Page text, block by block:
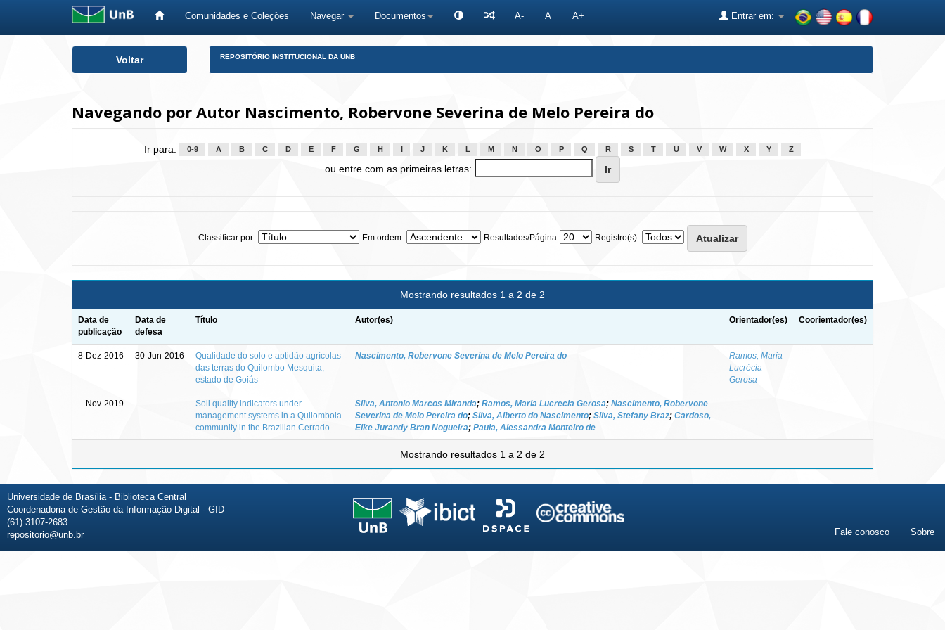
Comunidades e Coleções Navegar Documentos A- A A+ Entrar em:
Voltar REPOSITÓRIO INSTITUCIONAL DA UNB
Navegando por Autor Nascimento, Robervone Severina de Melo Pereira do
Ir para: 0-9 A B C D E F G H J K L M N O P Q R S T U V W X Y Z
ou entre com as primeiras letras:
Classificar por: Em ordem: Resultados/Página Registro(s):
Mostrando resultados 1 a 2 de 2
Data de
publicação
Data de
defesa
Título Autor(es) Orientador(es) Coorientador(es)
8-Dez-2016 30-Jun-2016
Qualidade do solo e aptidão agrícolas
das terras do Quilombo Mesquita,
estado de Goiás
Nascimento, Robervone Severina de Melo Pereira do
Ramos, Maria
Lucrécia
Gerosa
-
Nov-2019 -
Soil quality indicators under
management systems in a Quilombola
community in the Brazilian Cerrado
Silva, Antonio Marcos Miranda; Ramos, Maria Lucrecia Gerosa; Nascimento, Robervone
Severina de Melo Pereira do; Silva, Alberto do Nascimento; Silva, Stefany Braz; Cardoso,
Elke Jurandy Bran Nogueira; Paula, Alessandra Monteiro de
- -
Mostrando resultados 1 a 2 de 2
Universidade de Brasília - Biblioteca Central
Coordenadoria de Gestão da Informação Digital - GID
(61) 3107-2683
repositorio@unb.br
Fale conosco Sobre